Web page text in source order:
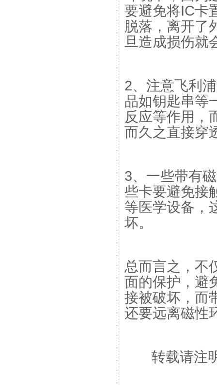
要避免将IC卡
脱落，离开了
旦造成损伤就
2、注意飞利
品如钥匙串等
反应等作用，
而久之直接穿
3、一些带有
些卡要避免接
等医学设备，
坏。
总而言之，不
面的保护，避
接被破坏，而
还要远离磁性
转载请注明